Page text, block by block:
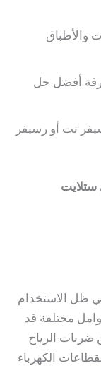
والأطباق
أفضل حل
نت أو رسيفر
ستلايت
ظل الاستخدام
مختلفة قد
ضربات الرياح
الكهرباء